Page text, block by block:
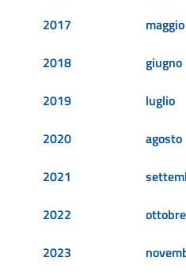
2017
2018
2019
2020
2021
2022
2023
maggio
giugno
luglio
agosto
ottobre